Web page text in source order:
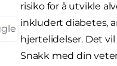
risiko for å utvikle
inkludert diabetes,
hjertelidelser. Det
Snakk med din